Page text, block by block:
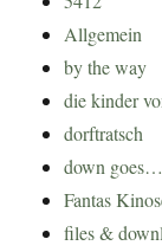
Allgemein
by the way
die kinder
dorftratsch
down goes…
Fantas
files &